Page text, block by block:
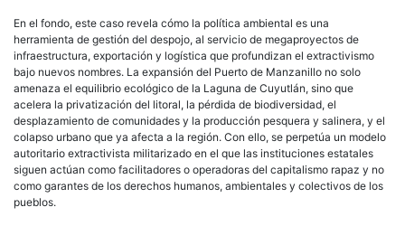
En el fondo, este caso revela cómo la política ambiental es una
herramienta de gestión del despojo, al servicio de megaproyectos de
infraestructura, exportación y logística que profundizan el extractivismo
bajo nuevos nombres. La expansión del Puerto de Manzanillo no solo
amenaza el equilibrio ecológico de la Laguna de Cuyutlán, sino que
acelera la privatización del litoral, la pérdida de biodiversidad, el
desplazamiento de comunidades y la producción pesquera y salinera, y el
colapso urbano que ya afecta a la región. Con ello, se perpetúa un modelo
autoritario extractivista militarizado en el que las instituciones estatales
siguen actúan como facilitadores o operadoras del capitalismo rapaz y no
como garantes de los derechos humanos, ambientales y colectivos de los
pueblos.